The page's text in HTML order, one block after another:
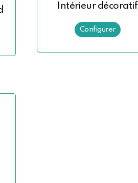
Intérieur décoratif